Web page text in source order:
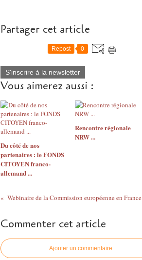
Partager cet article
Repost 0
S'inscrire à la newsletter
Vous aimerez aussi :
Du côté de nos
partenaires : le FONDS
CITOYEN franco-
allemand ...
Rencontre régionale
NRW ...
Webinaire de la Commission européenne en France
Commenter cet article
Ajouter un commentaire